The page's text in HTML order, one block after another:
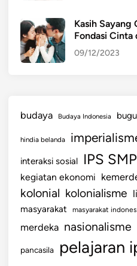
B
e
r
s
Kasih Sayang
Fondasi Cinta
09/12/2023
budaya Budaya Indonesia
hindia belanda
interaksi sosial IPS SMP
kegiatan ekonomi
kolonial kolonialisme
masyarakat masyarakat
merdeka nasionalisme
pancasila
pelajaran